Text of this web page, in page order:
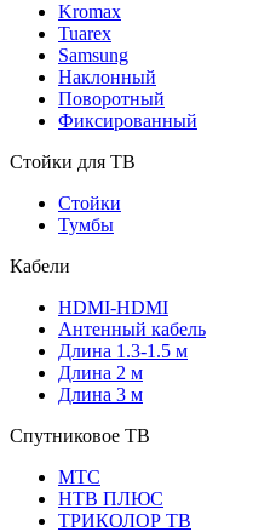
Kromax
Tuarex
Samsung
Наклонный
Поворотный
Фиксированный
Стойки для ТВ
Стойки
Тумбы
Кабели
HDMI-HDMI
Антенный кабель
Длина 1.3-1.5 м
Длина 2 м
Длина 3 м
Спутниковое ТВ
МТС
НТВ ПЛЮС
ТРИКОЛОР ТВ